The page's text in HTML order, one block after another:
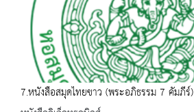
7.หนังสือสมุดไทยขาว (พระอภิธรรม 7 คัมภีร์)